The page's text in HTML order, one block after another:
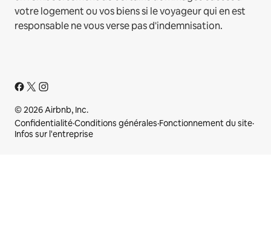
votre logement ou vos biens si le voyageur qui en est
responsable ne vous verse pas d'indemnisation.
© 2026 Airbnb, Inc.
Confidentialité·Conditions générales·Fonctionnement du site·
Infos sur l'entreprise